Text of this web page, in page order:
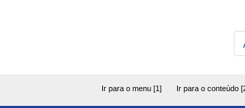
Ir para o menu [1] Ir para o conteúdo